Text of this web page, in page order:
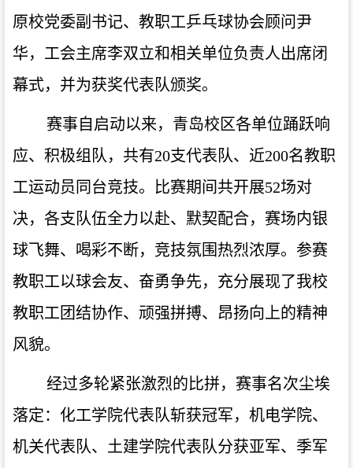
原校党委副书记、 教职工乒乓球协会顾问尹
华，工会主席李双立和相关单位负责人出席闭
幕式，并为获奖代表队颁奖。
赛事自启动以来，青岛校区各单位踊跃响
应、积极组队，共有20支代表队、近200名教职
工运动员同台竞技。比赛期间共开展52场对
决，各支队伍全力以赴、默契配合，赛场内银
球飞舞、喝彩不断，竞技氛围热烈浓厚。参赛
教职工以球会友、奋勇争先，充分展现了我校
教职工团结协作、顽强拼搏、昂扬向上的精神
风貌。
经过多轮紧张激烈的比拼，赛事名次尘埃
落定：化工学院代表队斩获冠军，机电学院、
机关代表队、土建学院代表队分获亚军、季军